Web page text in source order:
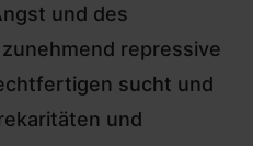
und des
repressive
sucht und
und